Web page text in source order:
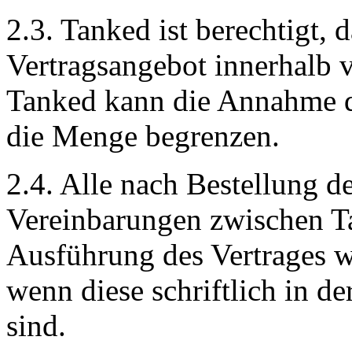
2.3. Tanked ist berechtigt,
Vertragsangebot innerhalb
Tanked kann die
die Menge begrenzen.
2.4. Alle nach Bestellung
Vereinbarungen zwischen
Ausführung des Vertrages
wenn diese schriftlich in
sind.